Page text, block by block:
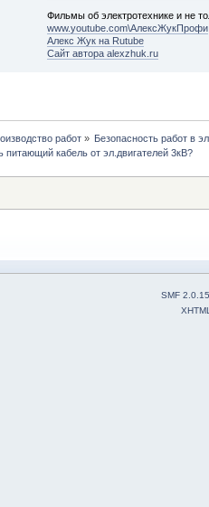
Фильмы об электротехнике и не
www.youtube.com\АлексЖукПрофи
Алекс Жук на Rutube
Сайт автора alexzhuk.ru
работ»
Безопасность работ в
кабель от эл.двигателей 3кВ?
SMF 2.0.15